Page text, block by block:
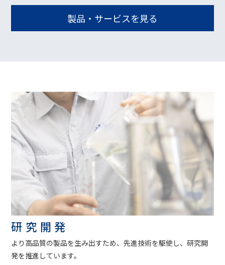
製品・サービスを見る
研究開発
より高品質の製品を生み出すため、先進技術を駆使し、研究開
発を推進しています。